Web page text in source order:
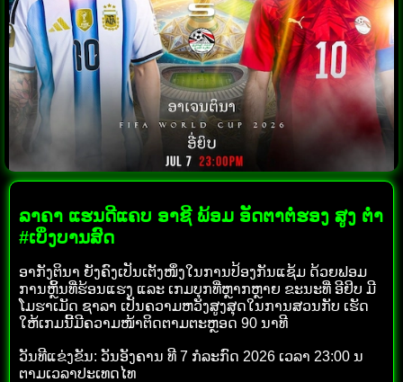
ລາຄາ ແຮນດີແຄບ ອາຊີ ພ້ອມ ອັດຕາຕໍ່ຮອງ ສູງ ຕໍ່າ
#ເບິ່ງບານສົດ
ອາກັງຕິນາ ຍັງຄົງເປັນເຕັງໜຶ່ງໃນການປ້ອງກັນແຊ້ມ ດ້ວຍຟອມ
ການຫຼິ້ນທີ່ຮ້ອນແຮງ ແລະ ເກມບຸກທີ່ຫຼາກຫຼາຍ ຂະນະທີ່ ອີຢິບ ມີ
ໂມຮາເມັດ ຊາລາ ເປັນຄວາມຫວັງສູງສຸດໃນການສວນກັບ ເຮັດ
ໃຫ້ເກມນີ້ມີຄວາມໜ້າຕິດຕາມຕະຫຼອດ 90 ນາທີ
ວັນທີແຂ່ງຂັນ: ວັນອັງຄານ ທີ 7 ກໍລະກົດ 2026 ເວລາ 23:00 ນ
ຕາມເວລາປະເທດໄທ